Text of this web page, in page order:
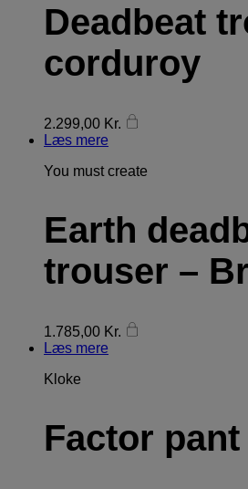
Deadbeat
corduroy
2.299,00 Kr.
Læs mere
You must create
Earth
trouser –
1.785,00 Kr.
Læs mere
Kloke
Factor pant